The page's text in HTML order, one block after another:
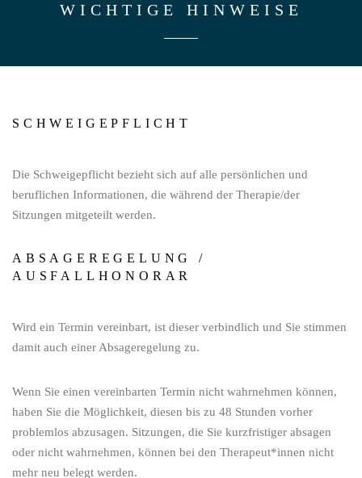
WICHTIGE HINWEISE
SCHWEIGEPFLICHT
Die Schweigepflicht bezieht sich auf alle persönlichen und
beruflichen Informationen, die während der Therapie/der
Sitzungen mitgeteilt werden.
ABSAGEREGELUNG /
AUSFALLHONORAR
Wird ein Termin vereinbart, ist dieser verbindlich und Sie stimmen
damit auch einer Absageregelung zu.
Wenn Sie einen vereinbarten Termin nicht wahrnehmen können,
haben Sie die Möglichkeit, diesen bis zu 48 Stunden vorher
problemlos abzusagen. Sitzungen, die Sie kurzfristiger absagen
oder nicht wahrnehmen, können bei den Therapeut*innen nicht
mehr neu belegt werden.